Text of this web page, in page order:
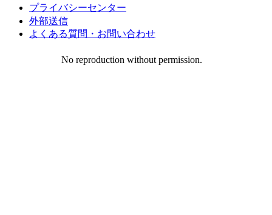
プライバシーセンター
外部送信
よくある質問・お問い合わせ
No reproduction without permission.